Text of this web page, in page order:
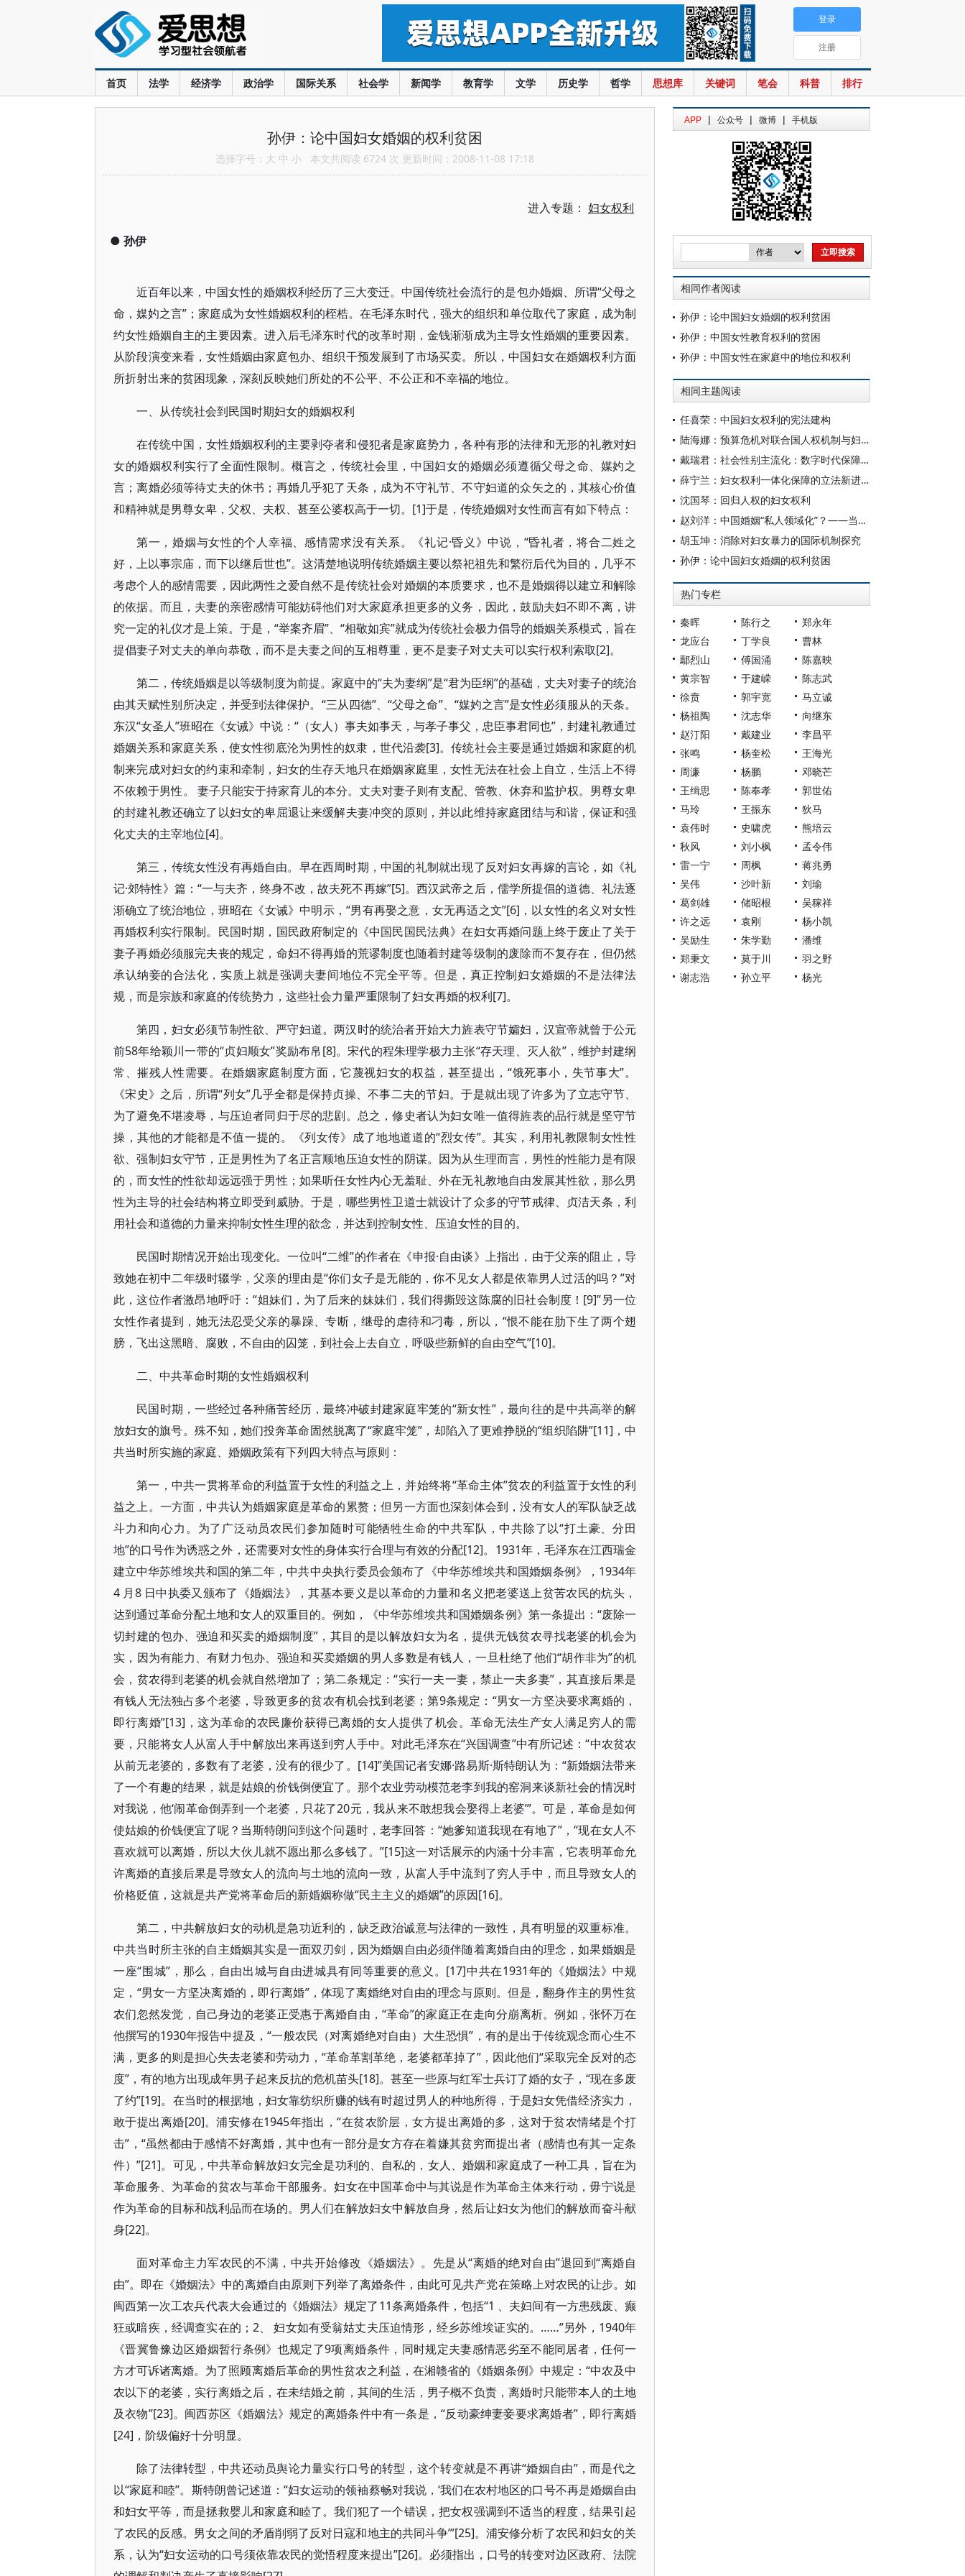
首页 法学 经济学 政治学 国际关系 社会学 新闻学 教育学 文学 历史学 哲学 思想库 关键词 笔会 科普 排行
登录
注册
孙伊：论中国妇女婚姻的权利贫困
选择字号： 大 中 小 本文共阅读 6724 次 更新时间：2008-11-08 17:18
进入专题： 妇女权利
● 孙伊
近百年以来，中国女性的婚姻权利经历了三大变迁。中国传统社会流行的是包办婚姻、所谓“父母之
命，媒妁之言”；家庭成为女性婚姻权利的桎梏。在毛泽东时代，强大的组织和单位取代了家庭，成为制
约女性婚姻自主的主要因素。进入后毛泽东时代的改革时期，金钱渐渐成为主导女性婚姻的重要因素。
从阶段演变来看，女性婚姻由家庭包办、组织干预发展到了市场买卖。所以，中国妇女在婚姻权利方面
所折射出来的贫困现象，深刻反映她们所处的不公平、不公正和不幸福的地位。
一、从传统社会到民国时期妇女的婚姻权利
在传统中国，女性婚姻权利的主要剥夺者和侵犯者是家庭势力，各种有形的法律和无形的礼教对妇
女的婚姻权利实行了全面性限制。概言之，传统社会里，中国妇女的婚姻必须遵循父母之命、媒妁之
言；离婚必须等待丈夫的休书；再婚几乎犯了天条，成为不守礼节、不守妇道的众矢之的，其核心价值
和精神就是男尊女卑，父权、夫权、甚至公婆权高于一切。[1]于是，传统婚姻对女性而言有如下特点：
第一，婚姻与女性的个人幸福、感情需求没有关系。《礼记·昏义》中说，“昏礼者，将合二姓之
好，上以事宗庙，而下以继后世也”。这清楚地说明传统婚姻主要以祭祀祖先和繁衍后代为目的，几乎不
考虑个人的感情需要，因此两性之爱自然不是传统社会对婚姻的本质要求，也不是婚姻得以建立和解除
的依据。而且，夫妻的亲密感情可能妨碍他们对大家庭承担更多的义务，因此，鼓励夫妇不即不离，讲
究一定的礼仪才是上策。于是，“举案齐眉”、“相敬如宾”就成为传统社会极力倡导的婚姻关系模式，旨在
提倡妻子对丈夫的单向恭敬，而不是夫妻之间的互相尊重，更不是妻子对丈夫可以实行权利索取[2]。
第二，传统婚姻是以等级制度为前提。家庭中的“夫为妻纲”是“君为臣纲”的基础，丈夫对妻子的统治
由其天赋性别所决定，并受到法律保护。“三从四德”、“父母之命”、“媒妁之言”是女性必须服从的天条。
东汉“女圣人”班昭在《女诫》中说：“（女人）事夫如事天，与孝子事父，忠臣事君同也”，封建礼教通过
婚姻关系和家庭关系，使女性彻底沦为男性的奴隶，世代沿袭[3]。传统社会主要是通过婚姻和家庭的机
制来完成对妇女的约束和牵制，妇女的生存天地只在婚姻家庭里，女性无法在社会上自立，生活上不得
不依赖于男性。 妻子只能安于持家育儿的本分。丈夫对妻子则有支配、管教、休弃和监护权。男尊女卑
的封建礼教还确立了以妇女的卑屈退让来缓解夫妻冲突的原则，并以此维持家庭团结与和谐，保证和强
化丈夫的主宰地位[4]。
第三，传统女性没有再婚自由。早在西周时期，中国的礼制就出现了反对妇女再嫁的言论，如《礼
记·郊特性》篇：“一与夫齐，终身不改，故夫死不再嫁”[5]。西汉武帝之后，儒学所提倡的道德、礼法逐
渐确立了统治地位，班昭在《女诫》中明示，“男有再娶之意，女无再适之文”[6]，以女性的名义对女性
再婚权利实行限制。民国时期，国民政府制定的《中国民国民法典》在妇女再婚问题上终于废止了关于
妻子再婚必须服完夫丧的规定，命妇不得再婚的荒谬制度也随着封建等级制的废除而不复存在，但仍然
承认纳妾的合法化，实质上就是强调夫妻间地位不完全平等。但是，真正控制妇女婚姻的不是法律法
规，而是宗族和家庭的传统势力，这些社会力量严重限制了妇女再婚的权利[7]。
第四，妇女必须节制性欲、严守妇道。两汉时的统治者开始大力旌表守节孀妇，汉宣帝就曾于公元
前58年给颖川一带的“贞妇顺女”奖励布帛[8]。宋代的程朱理学极力主张“存天理、灭人欲”，维护封建纲
常、摧残人性需要。在婚姻家庭制度方面，它蔑视妇女的权益，甚至提出，“饿死事小，失节事大”。
《宋史》之后，所谓“列女”几乎全都是保持贞操、不事二夫的节妇。于是就出现了许多为了立志守节、
为了避免不堪凌辱，与压迫者同归于尽的悲剧。总之，修史者认为妇女唯一值得旌表的品行就是坚守节
操，其他的才能都是不值一提的。《列女传》成了地地道道的“烈女传”。其实，利用礼教限制女性性
欲、强制妇女守节，正是男性为了名正言顺地压迫女性的阴谋。因为从生理而言，男性的性能力是有限
的，而女性的性欲却远远强于男性；如果听任女性内心无羞耻、外在无礼教地自由发展其性欲，那么男
性为主导的社会结构将立即受到威胁。于是，哪些男性卫道士就设计了众多的守节戒律、贞洁天条，利
用社会和道德的力量来抑制女性生理的欲念，并达到控制女性、压迫女性的目的。
民国时期情况开始出现变化。一位叫“二维”的作者在《申报·自由谈》上指出，由于父亲的阻止，导
致她在初中二年级时辍学，父亲的理由是“你们女子是无能的，你不见女人都是依靠男人过活的吗？”对
此，这位作者激昂地呼吁：“姐妹们，为了后来的妹妹们，我们得撕毁这陈腐的旧社会制度！[9]”另一位
女性作者提到，她无法忍受父亲的暴躁、专断，继母的虐待和刁毒，所以，“恨不能在肋下生了两个翅
膀，飞出这黑暗、腐败，不自由的囚笼，到社会上去自立，呼吸些新鲜的自由空气”[10]。
二、中共革命时期的女性婚姻权利
民国时期，一些经过各种痛苦经历，最终冲破封建家庭牢笼的“新女性”，最向往的是中共高举的解
放妇女的旗号。殊不知，她们投奔革命固然脱离了“家庭牢笼”，却陷入了更难挣脱的“组织陷阱”[11]，中
共当时所实施的家庭、婚姻政策有下列四大特点与原则：
第一，中共一贯将革命的利益置于女性的利益之上，并始终将“革命主体”贫农的利益置于女性的利
益之上。一方面，中共认为婚姻家庭是革命的累赘；但另一方面也深刻体会到，没有女人的军队缺乏战
斗力和向心力。为了广泛动员农民们参加随时可能牺牲生命的中共军队，中共除了以“打土豪、分田
地”的口号作为诱惑之外，还需要对女性的身体实行合理与有效的分配[12]。1931年，毛泽东在江西瑞金
建立中华苏维埃共和国的第二年，中共中央执行委员会颁布了《中华苏维埃共和国婚姻条例》，1934年
4 月8 日中执委又颁布了《婚姻法》，其基本要义是以革命的力量和名义把老婆送上贫苦农民的炕头，
达到通过革命分配土地和女人的双重目的。例如，《中华苏维埃共和国婚姻条例》第一条提出：“废除一
切封建的包办、强迫和买卖的婚姻制度”，其目的是以解放妇女为名，提供无钱贫农寻找老婆的机会为
实，因为有能力、有财力包办、强迫和买卖婚姻的男人多数是有钱人，一旦杜绝了他们“胡作非为”的机
会，贫农得到老婆的机会就自然增加了；第二条规定：“实行一夫一妻，禁止一夫多妻”，其直接后果是
有钱人无法独占多个老婆，导致更多的贫农有机会找到老婆；第9条规定：“男女一方坚决要求离婚的，
即行离婚”[13]，这为革命的农民廉价获得已离婚的女人提供了机会。革命无法生产女人满足穷人的需
要，只能将女人从富人手中解放出来再送到穷人手中。对此毛泽东在“兴国调查”中有所记述：“中农贫农
从前无老婆的，多数有了老婆，没有的很少了。[14]”美国记者安娜·路易斯·斯特朗认为：“新婚姻法带来
了一个有趣的结果，就是姑娘的价钱倒便宜了。那个农业劳动模范老李到我的窑洞来谈新社会的情况时
对我说，他‘闹革命倒弄到一个老婆，只花了20元，我从来不敢想我会娶得上老婆’”。可是，革命是如何
使姑娘的价钱便宜了呢？当斯特朗问到这个问题时，老李回答：“她爹知道我现在有地了”，“现在女人不
喜欢就可以离婚，所以大伙儿就不愿出那么多钱了。”[15]这一对话展示的内涵十分丰富，它表明革命允
许离婚的直接后果是导致女人的流向与土地的流向一致，从富人手中流到了穷人手中，而且导致女人的
价格贬值，这就是共产党将革命后的新婚姻称做“民主主义的婚姻”的原因[16]。
第二，中共解放妇女的动机是急功近利的，缺乏政治诚意与法律的一致性，具有明显的双重标准。
中共当时所主张的自主婚姻其实是一面双刃剑，因为婚姻自由必须伴随着离婚自由的理念，如果婚姻是
一座“围城”，那么，自由出城与自由进城具有同等重要的意义。[17]中共在1931年的《婚姻法》中规
定，“男女一方坚决离婚的，即行离婚”，体现了离婚绝对自由的理念与原则。但是，翻身作主的男性贫
农们忽然发觉，自己身边的老婆正受惠于离婚自由，“革命”的家庭正在走向分崩离析。例如，张怀万在
他撰写的1930年报告中提及，“一般农民（对离婚绝对自由）大生恐惧”，有的是出于传统观念而心生不
满，更多的则是担心失去老婆和劳动力，“革命革割革绝，老婆都革掉了”，因此他们“采取完全反对的态
度”，有的地方出现成年男子起来反抗的危机苗头[18]。甚至一些原与红军士兵订了婚的女子，“现在多废
了约”[19]。在当时的根据地，妇女靠纺织所赚的钱有时超过男人的种地所得，于是妇女凭借经济实力，
敢于提出离婚[20]。浦安修在1945年指出，“在贫农阶层，女方提出离婚的多，这对于贫农情绪是个打
击”，“虽然都由于感情不好离婚，其中也有一部分是女方存在着嫌其贫穷而提出者（感情也有其一定条
件）”[21]。可见，中共革命解放妇女完全是功利的、自私的，女人、婚姻和家庭成了一种工具，旨在为
革命服务、为革命的贫农与革命干部服务。妇女在中国革命中与其说是作为革命主体来行动，毋宁说是
作为革命的目标和战利品而在场的。男人们在解放妇女中解放自身，然后让妇女为他们的解放而奋斗献
身[22]。
面对革命主力军农民的不满，中共开始修改《婚姻法》。先是从“离婚的绝对自由”退回到“离婚自
由”。即在《婚姻法》中的离婚自由原则下列举了离婚条件，由此可见共产党在策略上对农民的让步。如
闽西第一次工农兵代表大会通过的《婚姻法》规定了11条离婚条件，包括“1 、夫妇间有一方患残废、癫
狂或暗疾，经调查实在的；2、 妇女如有受翁姑丈夫压迫情形，经乡苏维埃证实的。……”另外，1940年
《晋冀鲁豫边区婚姻暂行条例》也规定了9项离婚条件，同时规定夫妻感情恶劣至不能同居者，任何一
方才可诉诸离婚。为了照顾离婚后革命的男性贫农之利益，在湘赣省的《婚姻条例》中规定：“中农及中
农以下的老婆，实行离婚之后，在未结婚之前，其间的生活，男子概不负责，离婚时只能带本人的土地
及衣物”[23]。闽西苏区《婚姻法》规定的离婚条件中有一条是，“反动豪绅妻妾要求离婚者”，即行离婚
[24]，阶级偏好十分明显。
除了法律转型，中共还动员舆论力量实行口号的转型，这个转变就是不再讲“婚姻自由”，而是代之
以“家庭和睦”。斯特朗曾记述道：“妇女运动的领袖蔡畅对我说，‘我们在农村地区的口号不再是婚姻自由
和妇女平等，而是拯救婴儿和家庭和睦了。我们犯了一个错误，把女权强调到不适当的程度，结果引起
了农民的反感。男女之间的矛盾削弱了反对日寇和地主的共同斗争’”[25]。浦安修分析了农民和妇女的关
系，认为“妇女运动的口号须依靠农民的觉悟程度来提出”[26]。必须指出，口号的转变对边区政府、法院
APP | 公众号 | 微博 | 手机版
相同作者阅读
孙伊：论中国妇女婚姻的权利贫困
孙伊：中国女性教育权利的贫困
孙伊：中国女性在家庭中的地位和权利
相同主题阅读
任喜荣：中国妇女权利的宪法建构
陆海娜：预算危机对联合国人权机制与妇女权利的影响
戴瑞君：社会性别主流化：数字时代保障妇女权利的重要战略
薛宁兰：妇女权利一体化保障的立法新进展
沈国琴：回归人权的妇女权利
赵刘洋：中国婚姻“私人领域化”？——当代中国法律实践中的妇女离婚
胡玉坤：消除对妇女暴力的国际机制探究
孙伊：论中国妇女婚姻的权利贫困
热门专栏
秦晖 陈行之
郑永年
龙应台
丁学良
曹林
鄢烈山
傅国涌
陈嘉映
黄宗智
于建嵘
陈志武
徐贲
郭宇宽
马立诚
杨祖陶
沈志华
向继东
赵汀阳
戴建业
李昌平
张鸣
杨奎松
王海光
周濂
杨鹏
邓晓芒
王缉思
陈奉孝
郭世佑
马玲
王振东
狄马
袁伟时
史啸虎
熊培云
秋风
刘小枫
孟令伟
雷一宁
周枫
蒋兆勇
吴伟
沙叶新
刘瑜
葛剑雄
储昭根
吴稼祥
许之远
袁刚
杨小凯
吴励生
朱学勤
潘维
郑秉文
莫于川
羽之野
谢志浩
孙立平 杨光